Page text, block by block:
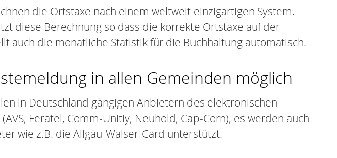
die Ortstaxe nach einem weltweit einzigartigen System.
diese Berechnung so dass die korrekte Ortstaxe auf der
auch die monatliche Statistik für die Buchhaltung automatisch.
in allen Gemeinden möglich
in Deutschland gängigen Anbietern des elektronischen
Feratel, Comm-Unitiy, Neuhold, Cap-Corn), es werden auch
wie z.B. die Allgäu-Walser-Card unterstützt.